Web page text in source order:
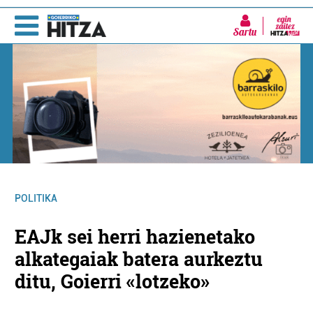
Sartu
POLITIKA
EAJk sei herri hazienetako
alkategaiak batera aurkeztu
ditu, Goierri «lotzeko»